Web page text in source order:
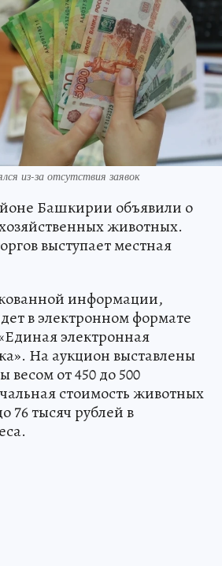
из-за отсутствия заявок
Башкирии объявили о
животных.
выступает местная
информации,
в электронном формате
электронная
На аукцион выставлены
весом от 450 до 500
стоимость животных
76 тысяч рублей в